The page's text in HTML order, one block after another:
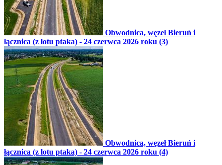
Obwodnica, węzeł Bieruń i
łącznica (z lotu ptaka) - 24 czerwca 2026 roku (3)
Obwodnica, węzeł Bieruń i
łącznica (z lotu ptaka) - 24 czerwca 2026 roku (4)